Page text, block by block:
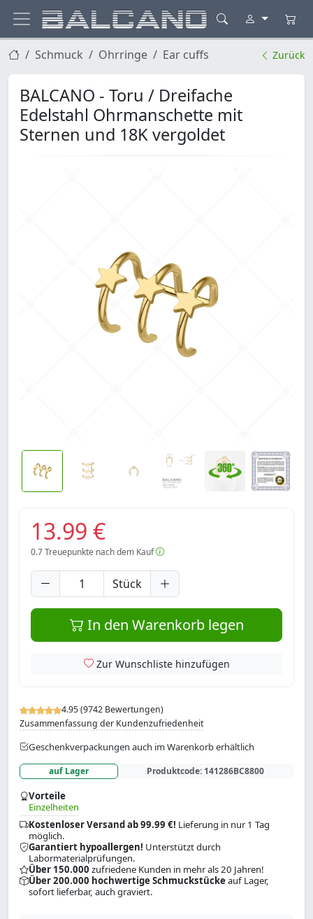
Schmuck Ohrringe Ear cuffs Zurück
BALCANO - Toru / Dreifache
Edelstahl Ohrmanschette mit
Sternen und 18K vergoldet
4.95 (9742 Bewertungen)
Zusammenfassung der Kundenzufriedenheit
Geschenkverpackungen auch im Warenkorb erhältlich
auf Lager Produktcode: 141286BC8800
Vorteile
Einzelheiten
Kostenloser Versand ab 99.99 €! Lieferung in nur 1 Tag
möglich.
Garantiert hypoallergen! Unterstützt durch
Labormaterialprüfungen.
Über 150.000 zufriedene Kunden in mehr als 20 Jahren!
Über 200.000 hochwertige Schmuckstückeauf Lager,
sofort lieferbar, auch graviert.
13.99 €
0.7Treuepunkte nach dem Kauf
Stück
In den Warenkorb legen
Zur Wunschliste hinzufügen